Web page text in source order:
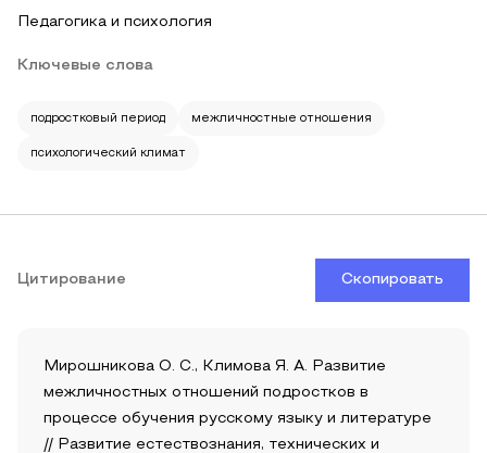
Педагогика и психология
Ключевые слова
подростковый период межличностные отношения
психологический климат
Цитирование Скопировать
Мирошникова О. С., Климова Я. А. Развитие
межличностных отношений подростков в
процессе обучения русскому языку и литературе
// Развитие естествознания, технических и